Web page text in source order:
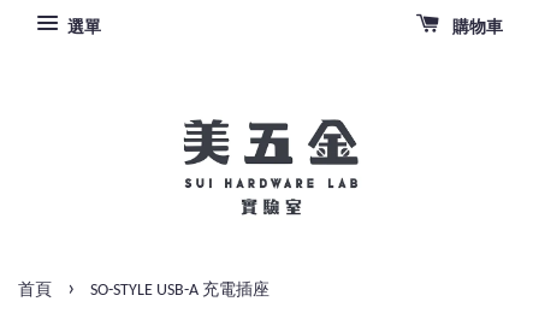
選單 購物車
首頁 › SO-STYLE USB-A 充電插座